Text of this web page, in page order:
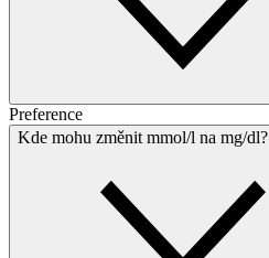
Preference
Kde mohu změnit mmol/l na mg/dl?